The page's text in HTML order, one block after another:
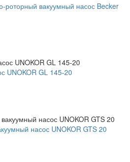
роторный вакуумный насос Becker
UNOKOR GL 145-20
насос UNOKOR GTS 20